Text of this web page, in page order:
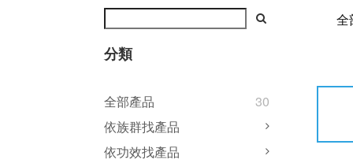
分類
全部產品
30
依族群找產品
依功效找產品
全